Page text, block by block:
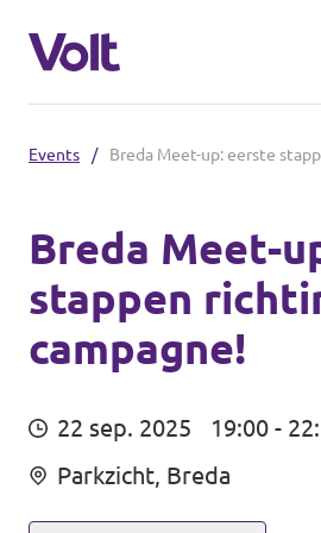
Afdelingen in de
Volt Amsterdam
Volt Arnhem
Volt Delft
Afdelingen in de
Standpunten
Over Volt
Mensen
Events / Breda Meet-up: eerste
Breda Meet-
stappen
campagne!
22 sep. 2025
19:00 -
Parkzicht, Breda